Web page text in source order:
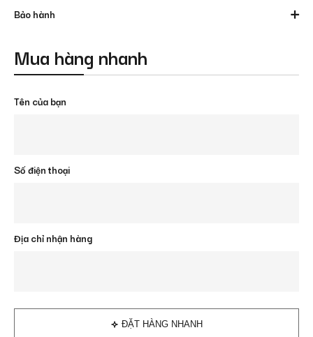
Bảo hành
Mua hàng nhanh
Tên của bạn
Số điện thoại
Địa chỉ nhận hàng
ĐẶT HÀNG NHANH